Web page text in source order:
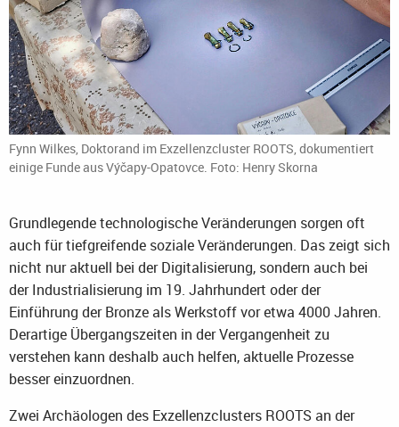
Fynn Wilkes, Doktorand im Exzellenzcluster ROOTS, dokumentiert
einige Funde aus Výčapy-Opatovce. Foto: Henry Skorna
Grundlegende technologische Veränderungen sorgen oft
auch für tiefgreifende soziale Veränderungen. Das zeigt sich
nicht nur aktuell bei der Digitalisierung, sondern auch bei
der Industrialisierung im 19. Jahrhundert oder der
Einführung der Bronze als Werkstoff vor etwa 4000 Jahren.
Derartige Übergangszeiten in der Vergangenheit zu
verstehen kann deshalb auch helfen, aktuelle Prozesse
besser einzuordnen.
Zwei Archäologen des Exzellenzclusters ROOTS an der